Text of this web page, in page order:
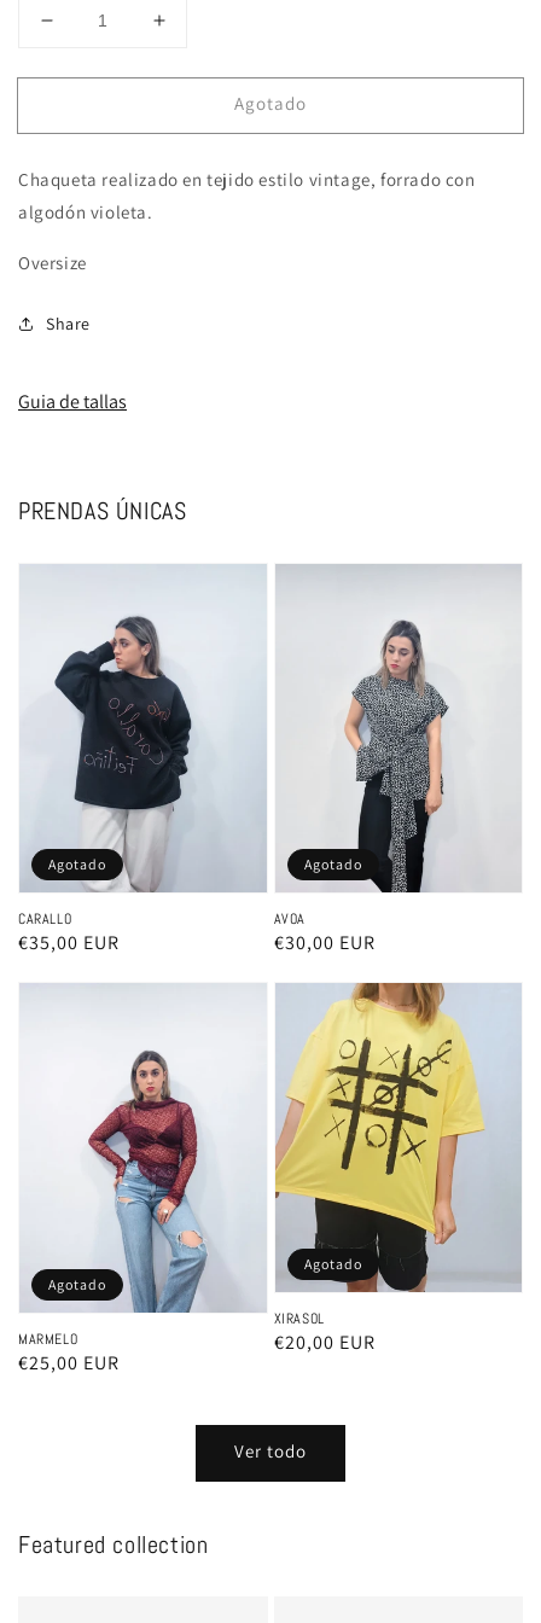
Reducir
para
Aumentar
para
Agotado
Chaqueta realizado en tejido estilo vintage, forrado con
algodón violeta.
Oversize
Share
Guia de tallas
PRENDAS ÚNICAS
CARALLO
Precio
€35,00 EUR
Agotado
AVOA
Precio
€30,00 EUR
Agotado
MARMELO
Precio
€25,00 EUR
Agotado
XIRASOL
Precio
€20,00 EUR
Agotado
Ver todo
Featured collection